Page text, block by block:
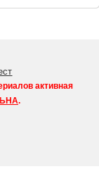
активная
.